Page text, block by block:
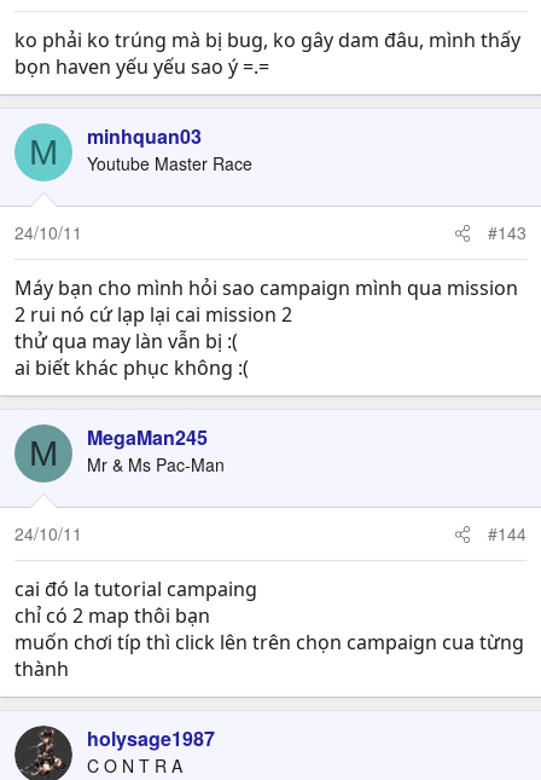
ko phải ko trúng mà bị bug, ko gây dam đâu, mình thấy
bọn haven yếu yếu sao ý =.=
M minhquan03
Youtube Master Race
24/10/11 #143
Máy bạn cho mình hỏi sao campaign mình qua mission
2 rui nó cứ lạp lại cai mission 2
thử qua may làn vẫn bị :(
ai biết khác phục không :(
M MegaMan245
Mr & Ms Pac-Man
24/10/11 #144
cai đó la tutorial campaing
chỉ có 2 map thôi bạn
muốn chơi típ thì click lên trên chọn campaign cua từng
thành
holysage1987
C O N T R A